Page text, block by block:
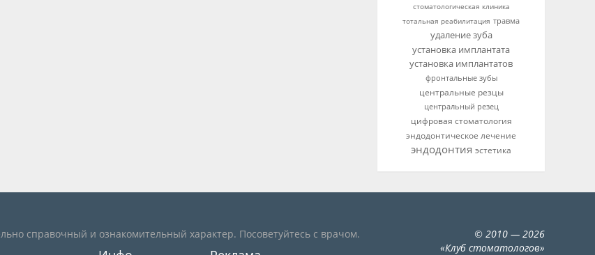
стоматологическая клиника
тотальная реабилитация травма
удаление зуба
установка имплантата
установка имплантатов
фронтальные зубы
центральные резцы
центральный резец
цифровая стоматология
эндодонтическое лечение
эндодонтия эстетика
справочный и ознакомительный характер. Посоветуйтесь с врачом. © 2010 — 2026
«Клуб стоматологов»